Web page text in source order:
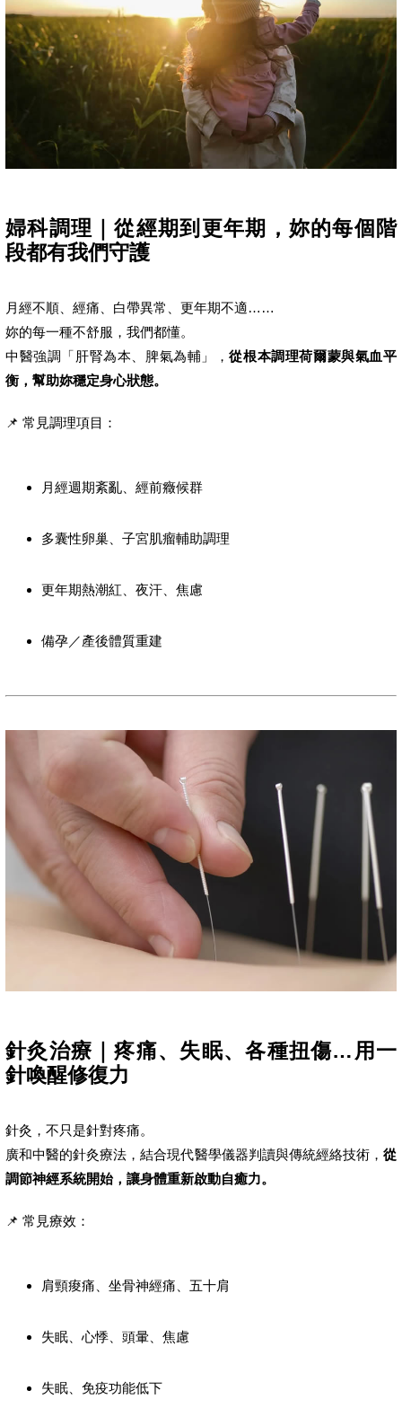
婦科調理｜從經期到更年期，妳的每個階
段都有我們守護
月經不順、經痛、白帶異常、更年期不適……
妳的每一種不舒服，我們都懂。
中醫強調「肝腎為本、脾氣為輔」，從根本調理荷爾蒙與氣血平
衡，幫助妳穩定身心狀態。
📌 常見調理項目：
月經週期紊亂、經前癥候群
多囊性卵巢、子宮肌瘤輔助調理
更年期熱潮紅、夜汗、焦慮
備孕／產後體質重建
針灸治療｜疼痛、失眠、各種扭傷…用一
針喚醒修復力
針灸，不只是針對疼痛。
廣和中醫的針灸療法，結合現代醫學儀器判讀與傳統經絡技術， 從
調節神經系統開始，讓身體重新啟動自癒力。
📌 常見療效：
肩頸痠痛、坐骨神經痛、五十肩
失眠、心悸、頭暈、焦慮
失眠、免疫功能低下